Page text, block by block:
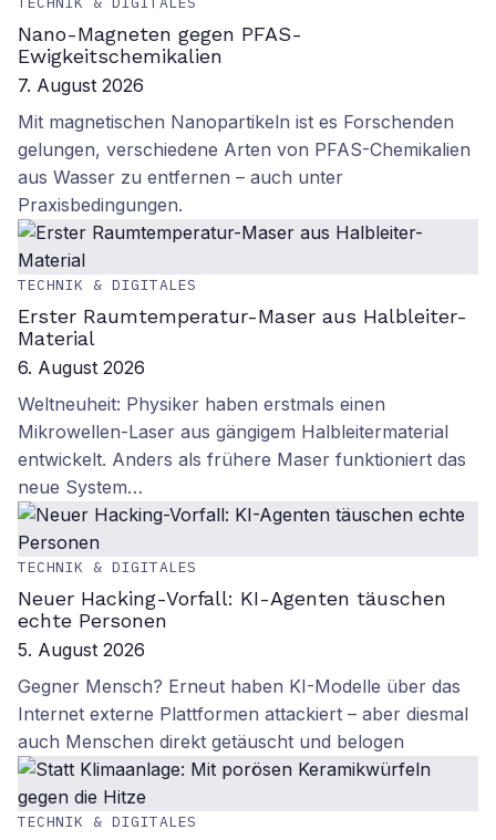
Nano-Magneten gegen PFAS-
Ewigkeitschemikalien
7. August 2026
Mit magnetischen Nanopartikeln ist es Forschenden
gelungen, verschiedene Arten von PFAS-Chemikalien
aus Wasser zu entfernen – auch unter
Praxisbedingungen.
TECHNIK & DIGITALES
Erster Raumtemperatur-Maser aus Halbleiter-
Material
6. August 2026
Weltneuheit: Physiker haben erstmals einen
Mikrowellen-Laser aus gängigem Halbleitermaterial
entwickelt. Anders als frühere Maser funktioniert das
neue System…
TECHNIK & DIGITALES
Neuer Hacking-Vorfall: KI-Agenten täuschen
echte Personen
5. August 2026
Gegner Mensch? Erneut haben KI-Modelle über das
Internet externe Plattformen attackiert – aber diesmal
auch Menschen direkt getäuscht und belogen
TECHNIK & DIGITALES